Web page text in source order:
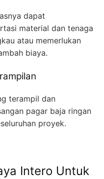
dapat
material dan tenaga
atau memerlukan
biaya.
terampil dan
pagar baja ringan
proyek.
Intero Untuk